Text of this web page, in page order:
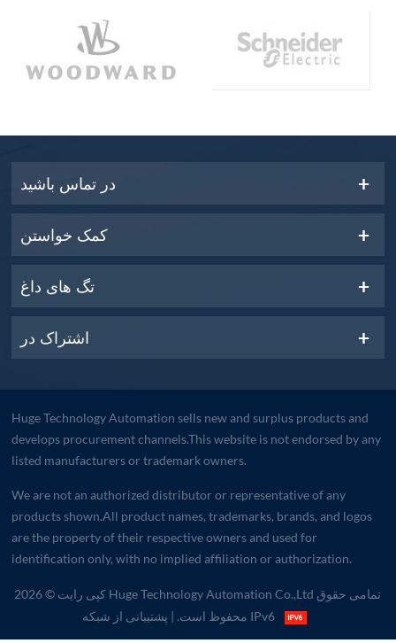
در تماس باشید
کمک خواستن
تگ های داغ
اشتراک در
Huge Technology Automation sells new and surplus products and
develops procurement channels.This website is not endorsed by any
listed manufacturers or trademark owners.
We are not an authorized distributor or representative of any
products shown.All product names, trademarks, brands, and logos
are the property of their respective owners and used for
identification only, with no implied affiliation or authorization.
کپی رایت © 2026 Huge Technology Automation Co.,Ltd تمامی حقوق
محفوظ است. | پشتیبانی از شبکه IPv6